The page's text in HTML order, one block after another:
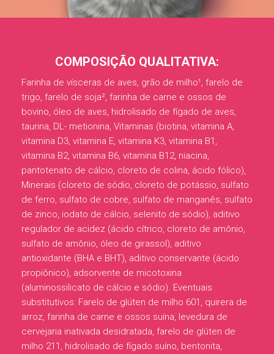
COMPOSIÇÃO QUALITATIVA:
Farinha de vísceras de aves, grão de milho¹, farelo de
trigo, farelo de soja², farinha de carne e ossos de
bovino, óleo de aves, hidrolisado de fígado de aves,
taurina, DL- metionina, Vitaminas (biotina, vitamina A,
vitamina D3, vitamina E, vitamina K3, vitamina B1,
vitamina B2, vitamina B6, vitamina B12, niacina,
pantotenato de cálcio, cloreto de colina, ácido fólico),
Minerais (cloreto de sódio, cloreto de potássio, sulfato
de ferro, sulfato de cobre, sulfato de manganês, sulfato
de zinco, iodato de cálcio, selenito de sódio), aditivo
regulador de acidez (ácido cítrico, cloreto de amônio,
sulfato de amônio, óleo de girassol), aditivo
antioxidante (BHA e BHT), aditivo conservante (ácido
propiônico), adsorvente de micotoxina
(aluminossilicato de cálcio e sódio). Eventuais
substitutivos: Farelo de glúten de milho 601, quirera de
arroz, farinha de carne e ossos suína, levedura de
cervejaria inativada desidratada, farelo de glúten de
milho 211, hidrolisado de fígado suíno, bentonita,